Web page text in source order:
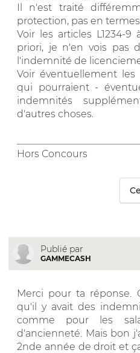
Il n'est traité
protection, pas en
Voir les articles L1234-9
priori, je n'en vois pas
l'indemnité de
Voir éventuellement les
qui pourraient -
indemnités
d'autres choses.
Hors Concours
Publié par
GAMMECASH
Merci pour ta réponse.
qu'il y avait des
comme pour les
d'ancienneté. Mais bon
2nde année de droit et